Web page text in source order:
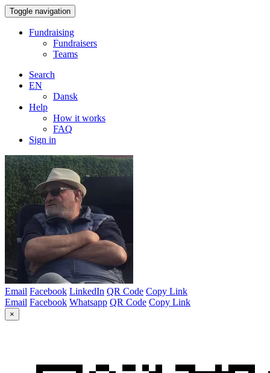
Toggle navigation
Fundraising
Fundraisers
Teams
Search
EN
Dansk
Help
How it works
FAQ
Sign in
Email Facebook LinkedIn QR Code Copy Link
Email Facebook Whatsapp QR Code Copy Link
×